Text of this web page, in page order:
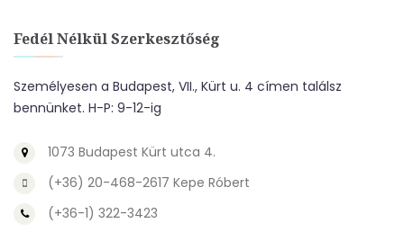
Fedél Nélkül Szerkesztőség
Személyesen a Budapest, VII., Kürt u. 4 címen találsz
bennünket. H-P: 9-12-ig
1073 Budapest Kürt utca 4.
(+36) 20-468-2617 Kepe Róbert
(+36-1) 322-3423